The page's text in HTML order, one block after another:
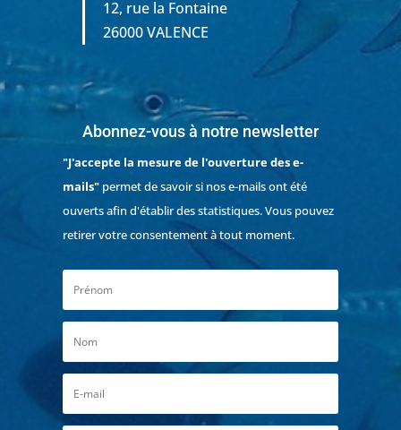
12, rue la Fontaine
26000 VALENCE
Abonnez-vous à notre newsletter
"J'accepte la mesure de l'ouverture des e-
mails"permet de savoir si nos e-mails ont été
ouverts afin d'établir des statistiques. Vous pouvez
retirer votre consentement à tout moment.